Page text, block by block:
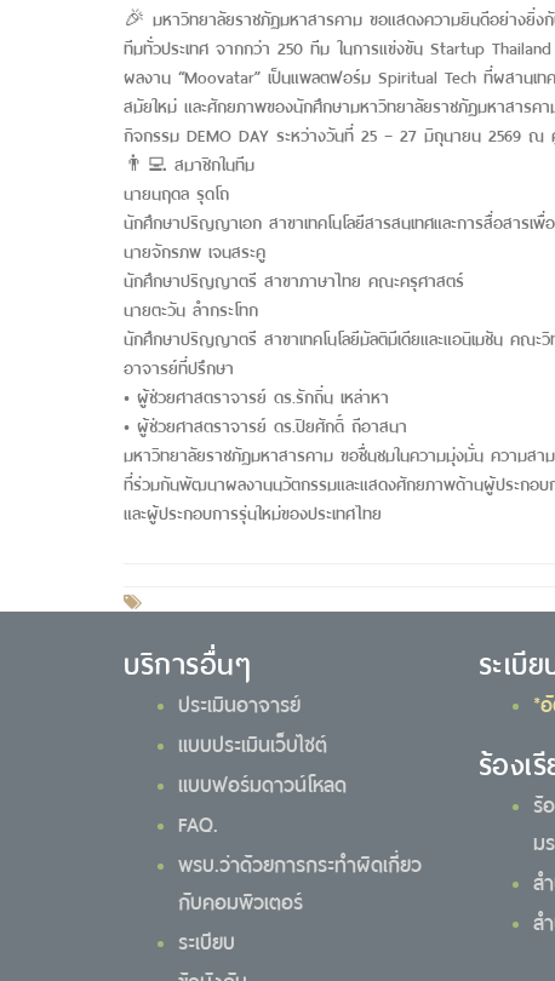
🎉 มหาวิทยาลัยราชภัฏมหาสารคาม ขอแสดงความยินดีอย่างยิ่ง
ทีมทั่วประเทศ จากกว่า 250 ทีม ในการแข่งขัน Startup
ผลงาน “Moovatar” เป็นแพลตฟอร์ม Spiritual Tech ที่ผสานเท
สมัยใหม่ และศักยภาพของนักศึกษามหาวิทยาลัยราชภัฏมหาสารค
กิจกรรม DEMO DAY ระหว่างวันที่ 25 – 27 มิถุนายน 2569
👨‍💻 สมาชิกในทีม
นายนฤดล รุดโถ
นักศึกษาปริญญาเอก สาขาเทคโนโลยีสารสนเทศและการสื่อสารเ
นายจักรภพ เจนสระคู
นักศึกษาปริญญาตรี สาขาภาษาไทย คณะครุศาสตร์
นายตะวัน ลำกระโทก
นักศึกษาปริญญาตรี สาขาเทคโนโลยีมัลติมีเดียและแอนิเมชัน คณะวิ
อาจารย์ที่ปรึกษา
• ผู้ช่วยศาสตราจารย์ ดร.รักถิ่น เหล่าหา
• ผู้ช่วยศาสตราจารย์ ดร.ปิยศักดิ์ ถีอาสนา
มหาวิทยาลัยราชภัฏมหาสารคาม ขอชื่นชมในความมุ่งมั่น ความส
ที่ร่วมกันพัฒนาผลงานนวัตกรรมและแสดงศักยภาพด้านผู้ประกอบก
และผู้ประกอบการรุ่นใหม่ของประเทศไทย
บริการอื่นๆ
ประเมินอาจารย์
แบบประเมินเว็บไซต์
แบบฟอร์มดาวน์โหลด
FAQ.
พรบ.ว่าด้วยการกระทำผิดเกี่ยว
กับคอมพิวเตอร์
ระเบียบ
ระเบี
*
ร้องเ
ร้
ม
ส
ส